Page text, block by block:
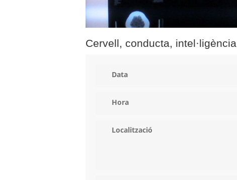
Cervell, conducta, intel·ligència
Data
Hora
Localització